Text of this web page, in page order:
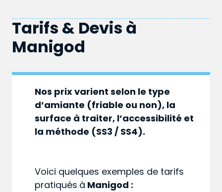
Tarifs & Devis à
Manigod
Nos prix varient selon le type
d’amiante (friable ou non), la
surface à traiter, l’accessibilité et
la méthode (SS3 / SS4).
Voici quelques exemples de tarifs
pratiqués à Manigod :